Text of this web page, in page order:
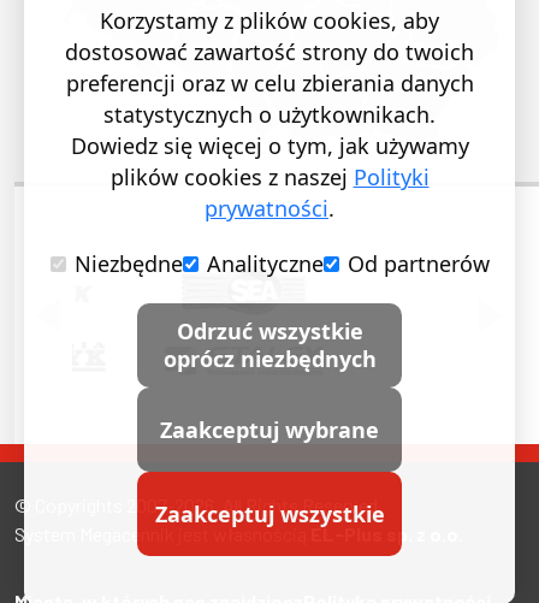
POPRZEDNI SLAJD
© Copyrights 2007-2026. All Rights Reserved.
System Megacennik jest własnością
EL-Plus sp. z o.o.
Korzystamy z plików cookies, aby
dostosować zawartość strony do twoich
preferencji oraz w celu zbierania danych
statystycznych o użytkownikach.
Dowiedz się więcej o tym, jak używamy
plików cookies z naszej Polityki
prywatności.
Niezbędne
Analityczne Od partnerów
Odrzuć wszystkie
oprócz niezbędnych
Zaakceptuj wybrane
Zaakceptuj wszystkie